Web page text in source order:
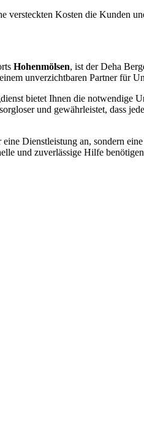
versteckten Kosten die Kunden
Hohenmölsen, ist der Deha
unverzichtbaren Partner für
bietet Ihnen die notwendige
und gewährleistet, dass
Dienstleistung an, sondern
und zuverlässige Hilfe